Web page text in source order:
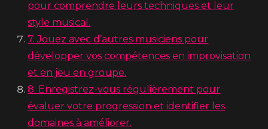
pour comprendre leurs techniques et leur
style musical.
7. Jouez avec d’autres musiciens pour
développer vos compétences en improvisation
et en jeu en groupe.
8. Enregistrez-vous régulièrement pour
évaluer votre progression et identifier les
domaines à améliorer.